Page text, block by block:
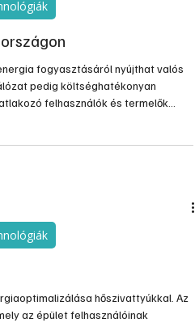
fogyasztásáról nyújthat valós
felhasználók és termelők